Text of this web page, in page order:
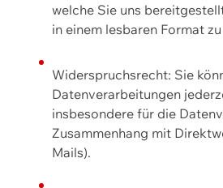
welche Sie uns
in einem lesbaren Format
Widerspruchsrecht: Sie
Datenverarbeitungen
insbesondere für die
Zusammenhang mit
Mails).